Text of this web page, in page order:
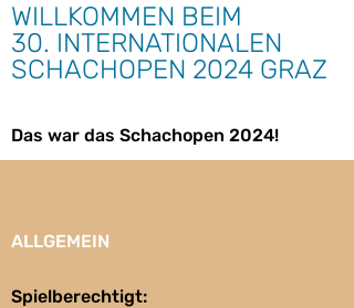
WILLKOMMEN BEIM
30. INTERNATIONALEN
SCHACHOPEN 2024 GRAZ
Das war das Schachopen 2024!
ALLGEMEIN
Spielberechtigt: